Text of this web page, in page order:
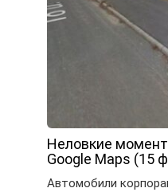
Неловкие
Google Maps (15
Автомобили